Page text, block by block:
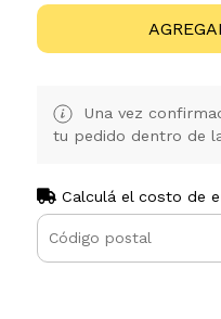
Una vez
tu pedido dentro de
Calculá el costo de